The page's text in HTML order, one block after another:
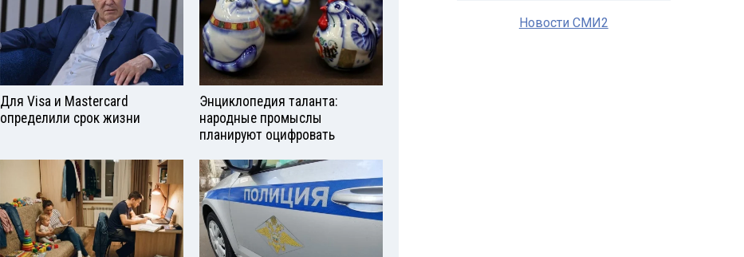
Для Visа и Mastercard
определили срок жизни
Энциклопедия таланта:
народные промыслы
планируют оцифровать
Новости СМИ2